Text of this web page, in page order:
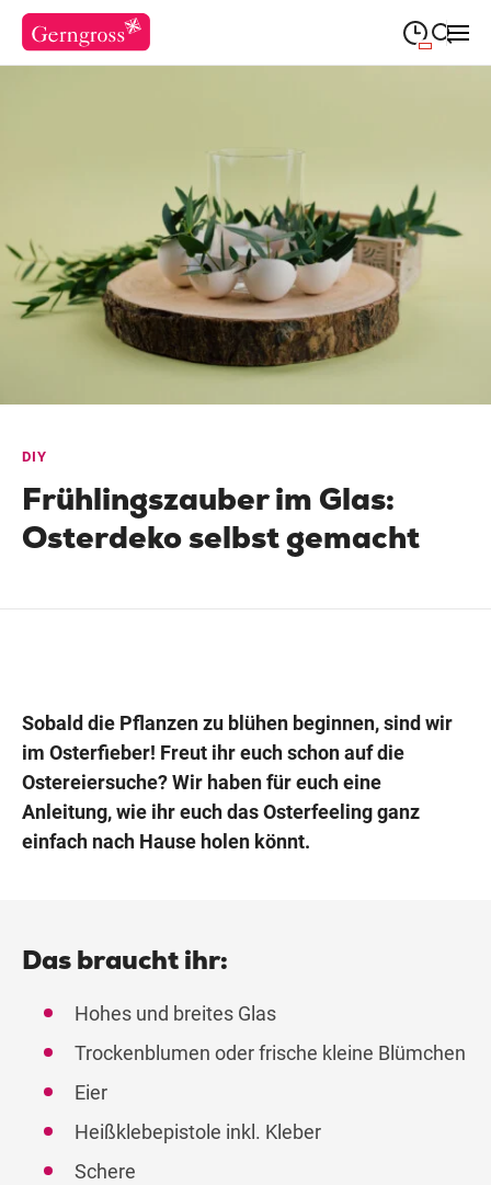
09:30—19:00
Donnerstag
DONNERSTAG 09:30
FREITAG 09:30
Feiertags geschlossen
DIY
Frühlingszauber im Glas:
Osterdeko selbst gemacht
Sobald die Pflanzen zu blühen beginnen, sind wir
im Osterfieber! Freut ihr euch schon auf die
Ostereiersuche? Wir haben für euch eine
Anleitung, wie ihr euch das Osterfeeling ganz
einfach nach Hause holen könnt.
Das braucht ihr:
Hohes und breites Glas
Trockenblumen oder frische kleine Blümchen
Eier
Heißklebepistole inkl. Kleber
Schere